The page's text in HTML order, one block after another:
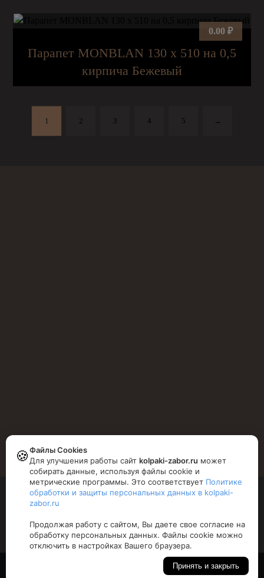
Парапет MONBLAN 130 х 510 на 0,5
кирпича Бежевый
0.00 ₽
1 2 3 4 5 →
Copyright © 2026 Xtra Theme. All Rights Reserved.
Политика конфиденциальности
🍪Файлы Cookies
Для улучшения работы сайт kolpaki-zabor.ru может
собирать данные, используя файлы cookie и
метрические программы. Это соответствует Политике
обработки и защиты персональных данных в kolpaki-
zabor.ru
Продолжая работу с сайтом, Вы даете свое согласие на
обработку персональных данных. Файлы cookie можно
отключить в настройках Вашего браузера.
Принять и закрыть
Оптимизировано Серафинит - Акселератор
Включает высокую скорость сайта, чтобы быть привлекательным для людей и